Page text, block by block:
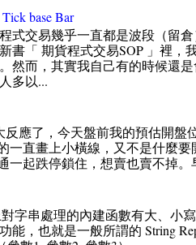
base Bar
式交易幾乎一直都是波段（留
書「 期貨程式交易SOP 」裡
然而，其實我自己有的時候還
多以...
應了，今天盤前我的預估開
一直畫上小橫線，又不是什麼
一起跌停鎖住，想賣也賣不掉
對字串處理的內建函數有大、小
能，也就是一般所謂的 String